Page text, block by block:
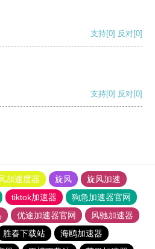
支持[0] 反对[0]
支持[0] 反对[0]
加速度器 旋风
旋风加速
tiktok加速器
狗急加速器官网
优途加速器官网
风驰加速器
胜春下载站
海鸥加速器